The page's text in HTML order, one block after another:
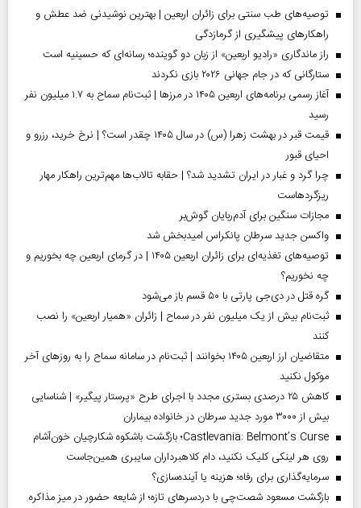
توصیه‌های طب سنتی برای زائران اربعین | بهترین نوشیدنی ضد عطش و
راهکارهای پیشگیری از گرمازدگی
راز ماندگاری «رادیو اربعین» از زبان دو گوینده؛ رسانه‌ای که حسینیه است
ستارگانی که در جام جهانی ۲۰۲۶ بازی نکردند
آغاز رسمی برنامه‌های اربعین ۱۴۰۵ در مرز‌ها | ثبت‌نام سماح به ۱.۷ میلیون نفر
رسید
قیمت قبر در بهشت زهرا (س) در سال ۱۴۰۵ چقدر است؟ | نرخ خرید، رزرو و
احیای قبور
چرا گرد و غبار در ایران تشدید شد؟ | حقابه تالاب‌ها مهم‌ترین راهکار مهار
ریزگردهاست
مجازات سنگین برای آدم‌ربایان گوش‌بر
واکسن جدید سرطان پانکراس امیدبخش شد
توصیه‌های تغذیه‌ای برای زائران اربعین ۱۴۰۵ | در گرمای اربعین چه بخوریم و
چه نخوریم؟
گره قتل در دی‌جی پارتی با ۵۰ قسم باز می‌شود
ثبت‌نام بیش از یک میلیون نفر در سماح | زائران «همیار اربعین» را نصب
کنند
متقاضیان ارز اربعین ۱۴۰۵ بخوانند | ثبت‌نام در سامانه سماح را به روز‌های آخر
موکول نکنید
کاهش ۲۵ درصدی بستری مجدد با اجرای طرح «پرستار پیگیر» | شناسایی
بیش از ۳۰۰۰ مورد جدید سرطان در خانواده بیماران
Castlevania: Belmont’s Curse؛ بازگشت باشکوه شکارچیان خون‌آشام
روی هر لینکی کلیک نکنید، دام کلاهبرداران سایبری همین‌جاست
سرمایه‌گذاری برای رفاه؛ هزینه یا آینده‌سازی؟
بازگشت مسعود شصت‌چی با دردسر‌های تازه؛ از شایعه حضور در میز مذاکره